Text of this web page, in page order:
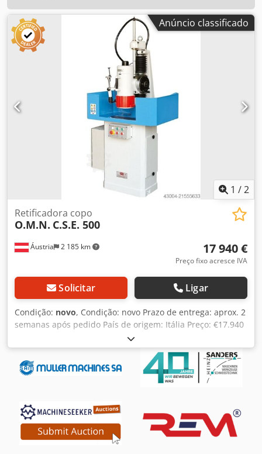
Anúncio classificado
1 /2
Áustria 2 185 km
Retificadora copo
O.M.N. C.S.E. 500
17 940 €
Preço fixo acresce IVA
Solicitar Ligar
Condição: novo, Condição: novo Prazo de entrega: aprox. 2
semanas após pedido País de origem: Itália Preço: €17.940
Parcela de leasing: €344,45 Dimensões da rebolo: Ø
200x78x78 mm Velocidade: 2.800 rpm Distância entre
rebolo e mesa (sem placa magnética): 300 mm Placa
magnética: 300x150x55 mm Área de retificação: 350x150
mm Mesa: 500x160 mm Crsdpfxsyv Iqve Aavof Potência do
Altura: 2.170 mm Peso: 440 kg Esta retificadora com mesa
fixa é baseada no modelo R.V. 500, mas diferencia-se por
sua coluna longa, com quatro rolamentos e suporte
adicional para maior estabilidade. Graças à sua rigidez e